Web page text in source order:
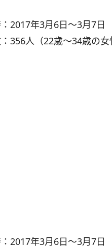
2017年3月6日～3月7日
356人（22歳～34歳の女
2017年3月6日～3月7日